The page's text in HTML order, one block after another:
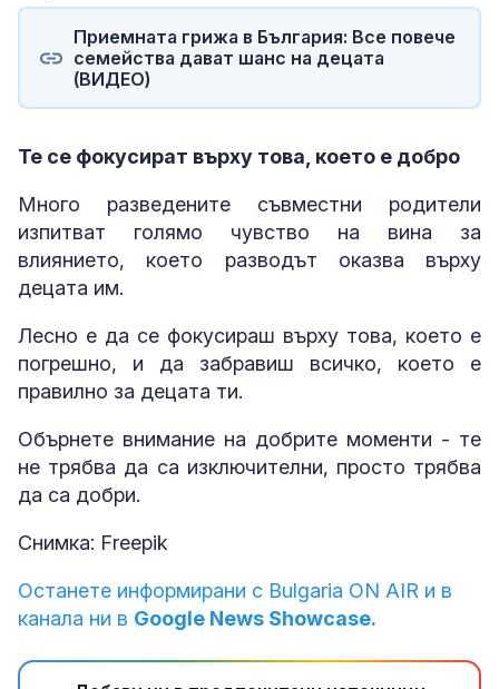
Приемната грижа в България: Все повече
семейства дават шанс на децата
(ВИДЕО)
Те се фокусират върху това, което е добро
Много разведените съвместни родители
изпитват голямо чувство на вина за
влиянието, което разводът оказва върху
децата им.
Лесно е да се фокусираш върху това, което е
погрешно, и да забравиш всичко, което е
правилно за децата ти.
Обърнете внимание на добрите моменти - те
не трябва да са изключителни, просто трябва
да са добри.
Снимка: Freepik
Останете информирани с Bulgaria ON AIR и в
канала ни в Google News Showcase.